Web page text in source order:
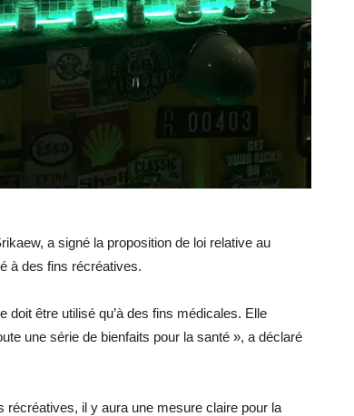
a signé la proposition de loi relative au
à des fins récréatives.
doit être utilisé qu’à des fins médicales. Elle
une série de bienfaits pour la santé », a déclaré
récréatives, il y aura une mesure claire pour la